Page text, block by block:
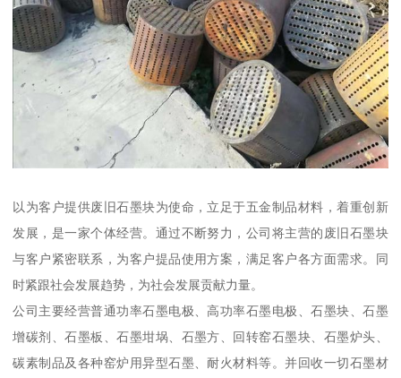
以为客户提供废旧石墨块为使命，立足于五金制品材料，着重创新
发展，是一家个体经营。通过不断努力，公司将主营的废旧石墨块
与客户紧密联系，为客户提品使用方案，满足客户各方面需求。同
时紧跟社会发展趋势，为社会发展贡献力量。
公司主要经营普通功率石墨电极、高功率石墨电极、石墨块、石墨
增碳剂、石墨板、石墨坩埚、石墨方、回转窑石墨块、石墨炉头、
碳素制品及各种窑炉用异型石墨、耐火材料等。并回收一切石墨材